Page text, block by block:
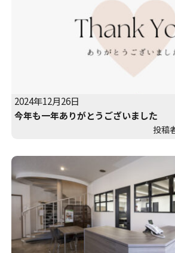
2024年12月26日
今年も一年ありがとうございました
投稿